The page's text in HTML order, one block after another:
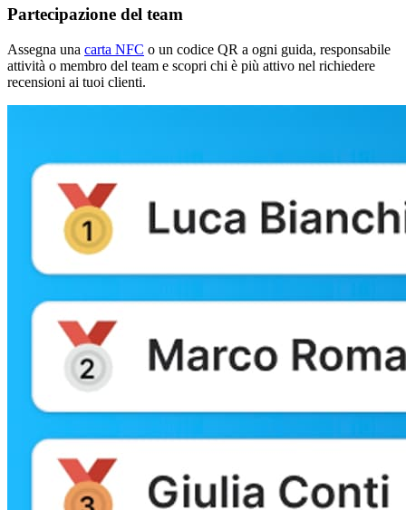
Partecipazione del team
Assegna una carta NFC o un codice QR a ogni guida, responsabile
attività o membro del team e scopri chi è più attivo nel richiedere
recensioni ai tuoi clienti.